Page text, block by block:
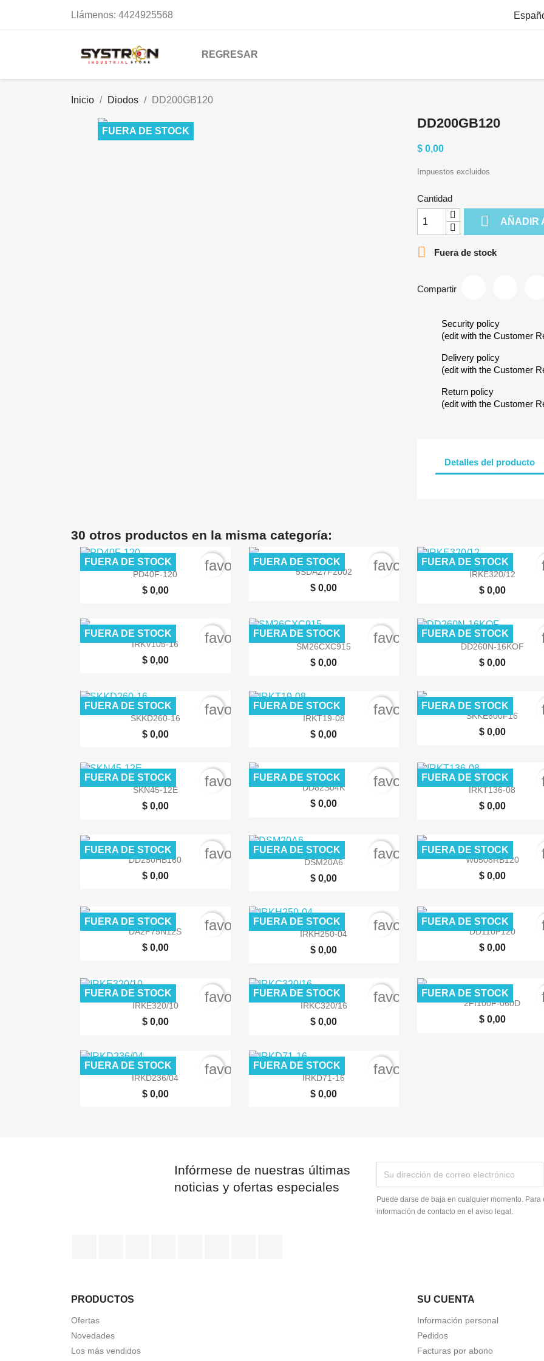
Llámenos: 4424925568
REGRESAR
Inicio Diodos DD200GB120
FUERA DE STOCK
DD200GB120
$ 0,00
Impuestos excluidos
Cantidad
 AÑADIR

Fuera de stock
Compartir
Security policy
(edit with the Customer
Delivery policy
(edit with the Customer
Return policy
(edit with the Customer
Detalles del producto
30 otros productos en la misma categoría:
 Vista rápida
PD40F-120
$ 0,00
FUERA DE STOCK favorite_border
 Vista rápida
5SDA27F2002
$ 0,00
FUERA DE STOCK favorite_border
 Vista rápida
IRKE320/12
$ 0,00
FUERA DE STOCK
 Vista rápida
IRKV105-16
$ 0,00
FUERA DE STOCK favorite_border
 Vista rápida
SM26CXC915
$ 0,00
FUERA DE STOCK favorite_border
 Vista rápida
DD260N-16KOF
$ 0,00
FUERA DE STOCK
 Vista rápida
SKKD260-16
$ 0,00
FUERA DE STOCK favorite_border
 Vista rápida
IRKT19-08
$ 0,00
FUERA DE STOCK favorite_border
 Vista rápida
SKKE600F16
$ 0,00
FUERA DE STOCK
 Vista rápida
SKN45-12E
$ 0,00
FUERA DE STOCK favorite_border
 Vista rápida
DD82S04K
$ 0,00
FUERA DE STOCK favorite_border
 Vista rápida
IRKT136-08
$ 0,00
FUERA DE STOCK
 Vista rápida
DD250HB160
$ 0,00
FUERA DE STOCK favorite_border
 Vista rápida
DSM20A6
$ 0,00
FUERA DE STOCK favorite_border
 Vista rápida
W0508RB120
$ 0,00
FUERA DE STOCK
 Vista rápida
DA2F75N12S
$ 0,00
FUERA DE STOCK favorite_border
 Vista rápida
IRKH250-04
$ 0,00
FUERA DE STOCK favorite_border
 Vista rápida
DD110F120
$ 0,00
FUERA DE STOCK
 Vista rápida
IRKE320/10
$ 0,00
FUERA DE STOCK favorite_border
 Vista rápida
IRKC320/16
$ 0,00
FUERA DE STOCK favorite_border
 Vista rápida
2FI100F-060D
$ 0,00
FUERA DE STOCK
 Vista rápida
IRKD236/04
$ 0,00
FUERA DE STOCK favorite_border
 Vista rápida
IRKD71-16
$ 0,00
FUERA DE STOCK favorite_border
Infórmese de nuestras últimas
noticias y ofertas especiales
Puede darse de baja en cualquier momento.
información de contacto en el aviso legal.
PRODUCTOS
Ofertas
Novedades
Los más vendidos
SU CUENTA
Información personal
Pedidos
Facturas por abono